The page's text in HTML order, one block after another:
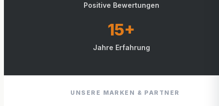
Positive Bewertungen
15+
Jahre Erfahrung
UNSERE MARKEN & PARTNER